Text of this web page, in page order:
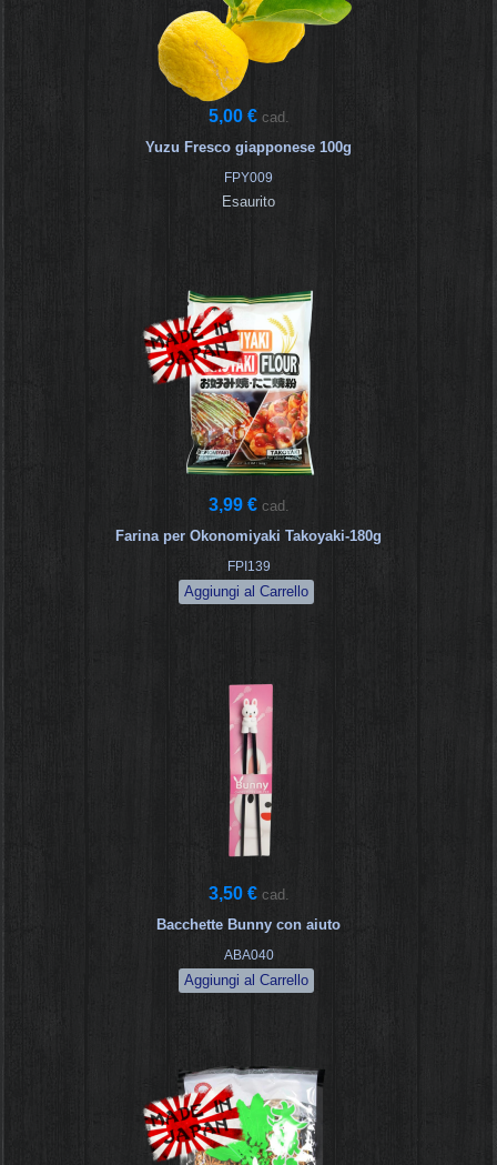
5,00 € cad.
Yuzu Fresco giapponese 100g
FPY009
Esaurito
3,99 € cad.
Farina per Okonomiyaki Takoyaki-180g
FPI139
3,50 € cad.
Bacchette Bunny con aiuto
ABA040